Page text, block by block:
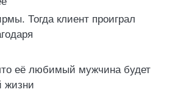
Тогда клиент проиграл
её любимый мужчина будет
жизни